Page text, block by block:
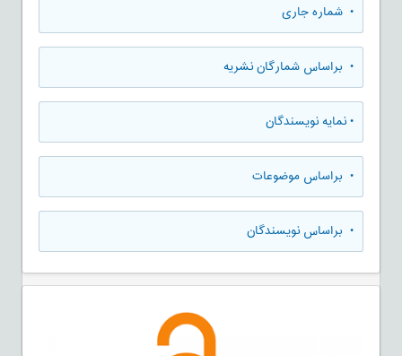
• شماره جاری
• براساس شمارگان نشریه
•نمایه نویسندگان
• براساس موضوعات
• براساس نویسندگان